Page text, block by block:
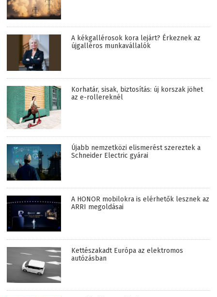
A kékgallérosok kora lejárt? Érkeznek az
újgalléros munkavállalók
Korhatár, sisak, biztosítás: új korszak jöhet
az e-rollereknél
Újabb nemzetközi elismerést szereztek a
Schneider Electric gyárai
A HONOR mobilokra is elérhetők lesznek az
ARRI megoldásai
Kettészakadt Európa az elektromos
autózásban